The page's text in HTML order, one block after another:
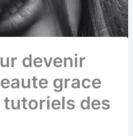
devenir
grace
des